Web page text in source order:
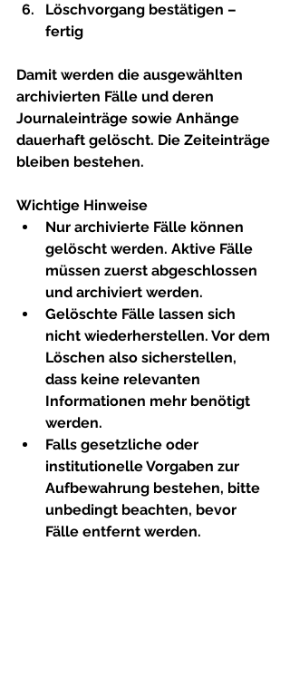
Löschvorgang bestätigen –
fertig
Damit werden die ausgewählten
archivierten Fälle und deren
Journaleinträge sowie Anhänge
dauerhaft gelöscht. Die Zeiteinträge
bleiben bestehen.
Wichtige Hinweise
Nur archivierte Fälle können
gelöscht werden. Aktive Fälle
müssen zuerst abgeschlossen
und archiviert werden.
Gelöschte Fälle lassen sich
nicht wiederherstellen. Vor dem
Löschen also sicherstellen,
dass keine relevanten
Informationen mehr benötigt
werden.
Falls gesetzliche oder
institutionelle Vorgaben zur
Aufbewahrung bestehen, bitte
unbedingt beachten, bevor
Fälle entfernt werden.